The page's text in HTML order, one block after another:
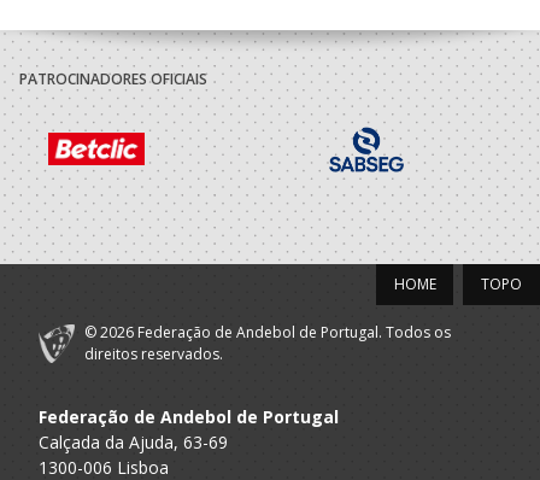
PATROCINADORES OFICIAIS
TOPO
HOME
© 2026 Federação de Andebol de Portugal. Todos os
direitos reservados.
Federação de Andebol de Portugal
Calçada da Ajuda, 63-69
1300-006 Lisboa